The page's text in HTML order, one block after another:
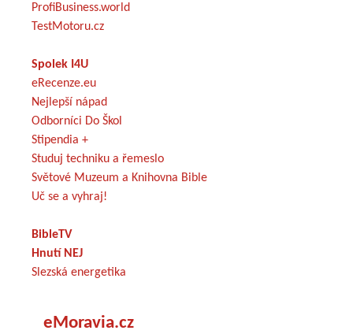
ProfiBusiness.world
TestMotoru.cz
Spolek I4U
eRecenze.eu
Nejlepší nápad
Odborníci Do Škol
Stipendia +
Studuj techniku a řemeslo
Světové Muzeum a Knihovna Bible
Uč se a vyhraj!
BibleTV
Hnutí NEJ
Slezská energetika
eMoravia.cz